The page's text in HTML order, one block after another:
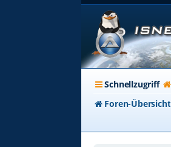
Schnellzugriff
Foren-Übersicht